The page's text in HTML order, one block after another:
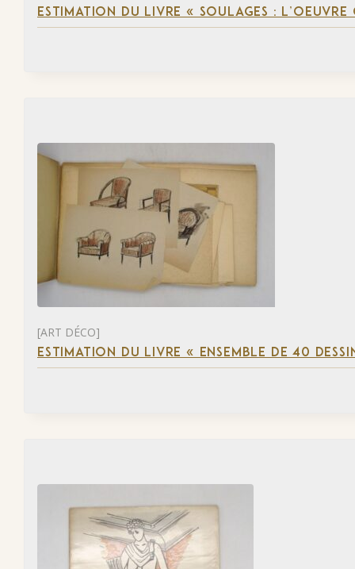
ESTIMATION DU LIVRE « SOULAGES :
[ART DÉCO]
ESTIMATION DU LIVRE « ENSEMBLE DE 40